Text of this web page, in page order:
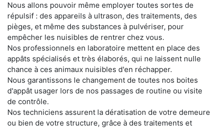
Nous allons pouvoir même employer toutes sortes de
répulsif : des appareils à ultrason, des traitements, des
pièges, et même des substances à pulvériser, pour
empêcher les nuisibles de rentrer chez vous.
Nos professionnels en laboratoire mettent en place des
appâts spécialisés et très élaborés, qui ne laissent nulle
chance à ces animaux nuisibles d'en réchapper.
Nous garantissons le changement de toutes nos boites
d'appât usager lors de nos passages de routine ou visite
de contrôle.
Nos techniciens assurent la dératisation de votre demeure
ou bien de votre structure, grâce à des traitements et